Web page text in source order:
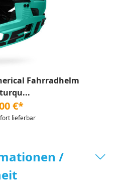
Fahrradhelm
€*
lieferbar
/